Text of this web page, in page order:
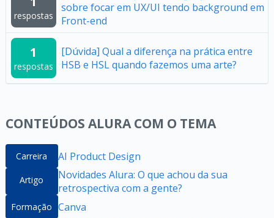
respostas
sobre focar em UX/UI tendo background em
Front-end
1
respostas
[Dúvida] Qual a diferença na prática entre
HSB e HSL quando fazemos uma arte?
CONTEÚDOS ALURA COM O TEMA
Carreira AI Product Design
Artigo
Novidades Alura: O que achou da sua
retrospectiva com a gente?
Formação Canva